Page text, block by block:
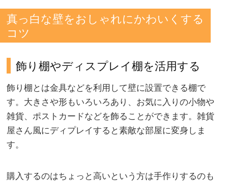
真っ白な壁をおしゃれにかわいくする
コツ
飾り棚やディスプレイ棚を活用する
飾り棚とは金具などを利用して壁に設置できる棚で
す。大きさや形もいろいろあり、お気に入りの小物や
雑貨、ポストカードなどを飾ることができます。雑貨
屋さん風にディプレイすると素敵な部屋に変身しま
す。
購入するのはちょっと高いという方は手作りするのも